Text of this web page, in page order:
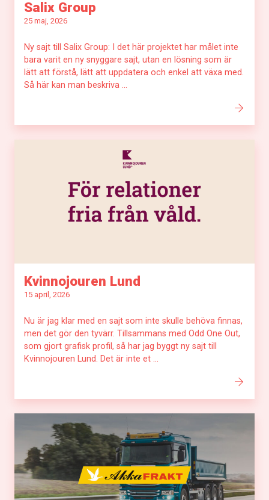
Salix Group
25 maj, 2026
Ny sajt till Salix Group: I det här projektet har målet inte
bara varit en ny snyggare sajt, utan en lösning som är
lätt att förstå, lätt att uppdatera och enkel att växa med.
Så här kan man beskriva ...
Kvinnojouren Lund
15 april, 2026
Nu är jag klar med en sajt som inte skulle behöva finnas,
men det gör den tyvärr. Tillsammans med Odd One Out,
som gjort grafisk profil, så har jag byggt ny sajt till
Kvinnojouren Lund. Det är inte et ...